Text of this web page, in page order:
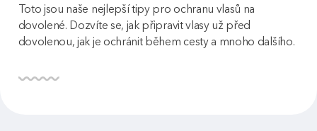
Toto jsou naše nejlepší tipy pro ochranu vlasů na
dovolené. Dozvíte se, jak připravit vlasy už před
dovolenou, jak je ochránit během cesty a mnoho dalšího.